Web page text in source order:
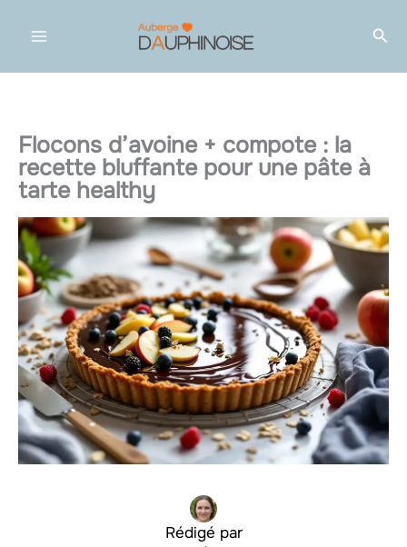
Flocons d’avoine + compote : la
recette bluffante pour une pâte à
tarte healthy
Rédigé par